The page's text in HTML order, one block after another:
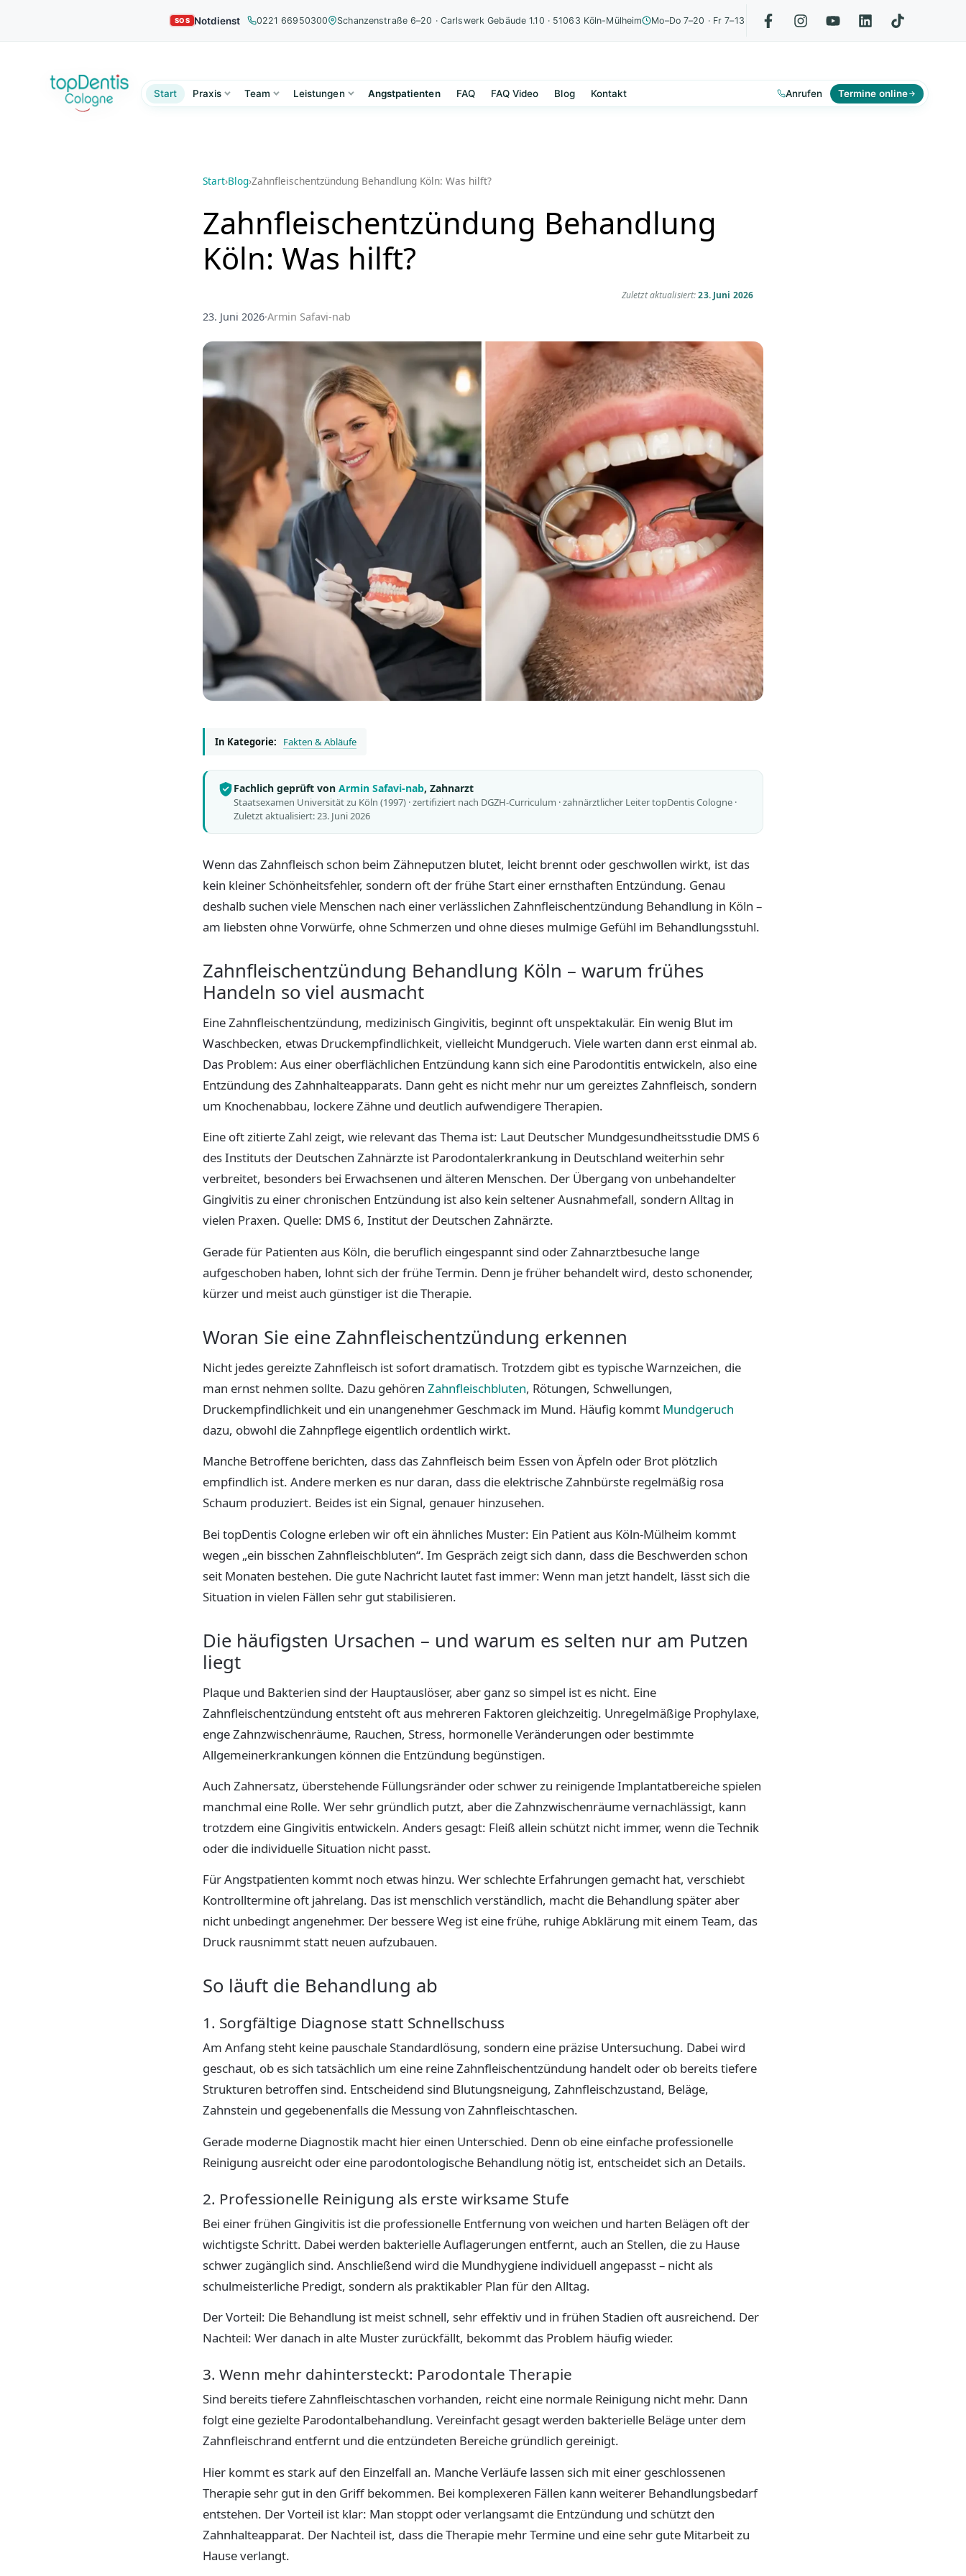
Notdienst 0221 66950300 Schanzenstraße 6–20 · Carlswerk Gebäude 1.10 · 51063 Köln-Mülheim Mo–Do 7–20 · Fr 7–13
Start Praxis Team Leistungen Angstpatienten FAQ FAQ Video Blog Kontakt Anrufen Termine online
Start›Blog›Zahnfleischentzündung Behandlung Köln: Was hilft?
Zahnfleischentzündung Behandlung
Köln: Was hilft?
Zuletzt aktualisiert: 23. Juni 2026
23. Juni 2026·Armin Safavi-nab
In Kategorie: Fakten & Abläufe
Fachlich geprüft von Armin Safavi-nab, Zahnarzt
Staatsexamen Universität zu Köln (1997) · zertifiziert nach DGZH-Curriculum · zahnärztlicher Leiter topDentis Cologne ·
Zuletzt aktualisiert: 23. Juni 2026
Wenn das Zahnfleisch schon beim Zähneputzen blutet, leicht brennt oder geschwollen wirkt, ist das
kein kleiner Schönheitsfehler, sondern oft der frühe Start einer ernsthaften Entzündung. Genau
deshalb suchen viele Menschen nach einer verlässlichen Zahnfleischentzündung Behandlung in Köln –
am liebsten ohne Vorwürfe, ohne Schmerzen und ohne dieses mulmige Gefühl im Behandlungsstuhl.
Zahnfleischentzündung Behandlung Köln – warum frühes
Handeln so viel ausmacht
Eine Zahnfleischentzündung, medizinisch Gingivitis, beginnt oft unspektakulär. Ein wenig Blut im
Waschbecken, etwas Druckempfindlichkeit, vielleicht Mundgeruch. Viele warten dann erst einmal ab.
Das Problem: Aus einer oberflächlichen Entzündung kann sich eine Parodontitis entwickeln, also eine
Entzündung des Zahnhalteapparats. Dann geht es nicht mehr nur um gereiztes Zahnfleisch, sondern
um Knochenabbau, lockere Zähne und deutlich aufwendigere Therapien.
Eine oft zitierte Zahl zeigt, wie relevant das Thema ist: Laut Deutscher Mundgesundheitsstudie DMS 6
des Instituts der Deutschen Zahnärzte ist Parodontalerkrankung in Deutschland weiterhin sehr
verbreitet, besonders bei Erwachsenen und älteren Menschen. Der Übergang von unbehandelter
Gingivitis zu einer chronischen Entzündung ist also kein seltener Ausnahmefall, sondern Alltag in
vielen Praxen. Quelle: DMS 6, Institut der Deutschen Zahnärzte.
Gerade für Patienten aus Köln, die beruflich eingespannt sind oder Zahnarztbesuche lange
aufgeschoben haben, lohnt sich der frühe Termin. Denn je früher behandelt wird, desto schonender,
kürzer und meist auch günstiger ist die Therapie.
Woran Sie eine Zahnfleischentzündung erkennen
Nicht jedes gereizte Zahnfleisch ist sofort dramatisch. Trotzdem gibt es typische Warnzeichen, die
man ernst nehmen sollte. Dazu gehören Zahnfleischbluten, Rötungen, Schwellungen,
Druckempfindlichkeit und ein unangenehmer Geschmack im Mund. Häufig kommt Mundgeruch
dazu, obwohl die Zahnpflege eigentlich ordentlich wirkt.
Manche Betroffene berichten, dass das Zahnfleisch beim Essen von Äpfeln oder Brot plötzlich
empfindlich ist. Andere merken es nur daran, dass die elektrische Zahnbürste regelmäßig rosa
Schaum produziert. Beides ist ein Signal, genauer hinzusehen.
Bei topDentis Cologne erleben wir oft ein ähnliches Muster: Ein Patient aus Köln-Mülheim kommt
wegen „ein bisschen Zahnfleischbluten“. Im Gespräch zeigt sich dann, dass die Beschwerden schon
seit Monaten bestehen. Die gute Nachricht lautet fast immer: Wenn man jetzt handelt, lässt sich die
Situation in vielen Fällen sehr gut stabilisieren.
Die häufigsten Ursachen – und warum es selten nur am Putzen
liegt
Plaque und Bakterien sind der Hauptauslöser, aber ganz so simpel ist es nicht. Eine
Zahnfleischentzündung entsteht oft aus mehreren Faktoren gleichzeitig. Unregelmäßige Prophylaxe,
enge Zahnzwischenräume, Rauchen, Stress, hormonelle Veränderungen oder bestimmte
Allgemeinerkrankungen können die Entzündung begünstigen.
Auch Zahnersatz, überstehende Füllungsränder oder schwer zu reinigende Implantatbereiche spielen
manchmal eine Rolle. Wer sehr gründlich putzt, aber die Zahnzwischenräume vernachlässigt, kann
trotzdem eine Gingivitis entwickeln. Anders gesagt: Fleiß allein schützt nicht immer, wenn die Technik
oder die individuelle Situation nicht passt.
Für Angstpatienten kommt noch etwas hinzu. Wer schlechte Erfahrungen gemacht hat, verschiebt
Kontrolltermine oft jahrelang. Das ist menschlich verständlich, macht die Behandlung später aber
nicht unbedingt angenehmer. Der bessere Weg ist eine frühe, ruhige Abklärung mit einem Team, das
Druck rausnimmt statt neuen aufzubauen.
So läuft die Behandlung ab
1. Sorgfältige Diagnose statt Schnellschuss
Am Anfang steht keine pauschale Standardlösung, sondern eine präzise Untersuchung. Dabei wird
geschaut, ob es sich tatsächlich um eine reine Zahnfleischentzündung handelt oder ob bereits tiefere
Strukturen betroffen sind. Entscheidend sind Blutungsneigung, Zahnfleischzustand, Beläge,
Zahnstein und gegebenenfalls die Messung von Zahnfleischtaschen.
Gerade moderne Diagnostik macht hier einen Unterschied. Denn ob eine einfache professionelle
Reinigung ausreicht oder eine parodontologische Behandlung nötig ist, entscheidet sich an Details.
2. Professionelle Reinigung als erste wirksame Stufe
Bei einer frühen Gingivitis ist die professionelle Entfernung von weichen und harten Belägen oft der
wichtigste Schritt. Dabei werden bakterielle Auflagerungen entfernt, auch an Stellen, die zu Hause
schwer zugänglich sind. Anschließend wird die Mundhygiene individuell angepasst – nicht als
schulmeisterliche Predigt, sondern als praktikabler Plan für den Alltag.
Der Vorteil: Die Behandlung ist meist schnell, sehr effektiv und in frühen Stadien oft ausreichend. Der
Nachteil: Wer danach in alte Muster zurückfällt, bekommt das Problem häufig wieder.
3. Wenn mehr dahintersteckt: Parodontale Therapie
Sind bereits tiefere Zahnfleischtaschen vorhanden, reicht eine normale Reinigung nicht mehr. Dann
folgt eine gezielte Parodontalbehandlung. Vereinfacht gesagt werden bakterielle Beläge unter dem
Zahnfleischrand entfernt und die entzündeten Bereiche gründlich gereinigt.
Hier kommt es stark auf den Einzelfall an. Manche Verläufe lassen sich mit einer geschlossenen
Therapie sehr gut in den Griff bekommen. Bei komplexeren Fällen kann weiterer Behandlungsbedarf
entstehen. Der Vorteil ist klar: Man stoppt oder verlangsamt die Entzündung und schützt den
Zahnhalteapparat. Der Nachteil ist, dass die Therapie mehr Termine und eine sehr gute Mitarbeit zu
Hause verlangt.